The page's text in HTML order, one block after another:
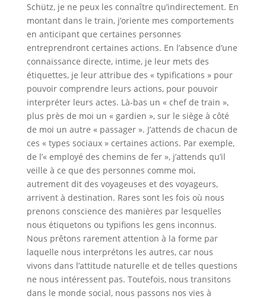
Schütz, je ne peux les connaître qu’indirectement. En
montant dans le train, j’oriente mes comportements
en anticipant que certaines personnes
entreprendront certaines actions. En l’absence d’une
connaissance directe, intime, je leur mets des
étiquettes, je leur attribue des « typifications » pour
pouvoir comprendre leurs actions, pour pouvoir
interpréter leurs actes. Là-bas un « chef de train »,
plus près de moi un « gardien », sur le siège à côté
de moi un autre « passager ». J’attends de chacun de
ces « types sociaux » certaines actions. Par exemple,
de l’« employé des chemins de fer », j’attends qu’il
veille à ce que des personnes comme moi,
autrement dit des voyageuses et des voyageurs,
arrivent à destination. Rares sont les fois où nous
prenons conscience des manières par lesquelles
nous étiquetons ou typifions les gens inconnus.
Nous prêtons rarement attention à la forme par
laquelle nous interprétons les autres, car nous
vivons dans l’attitude naturelle et de telles questions
ne nous intéressent pas. Toutefois, nous transitons
dans le monde social, nous passons nos vies à